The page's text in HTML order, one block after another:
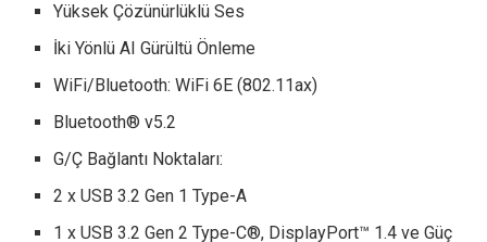
Yüksek Çözünürlüklü Ses
İki Yönlü AI Gürültü Önleme
WiFi/Bluetooth: WiFi 6E (802.11ax)
Bluetooth® v5.2
G/Ç Bağlantı Noktaları:
2 x USB 3.2 Gen 1 Type-A
1 x USB 3.2 Gen 2 Type-C®, DisplayPort™ 1.4 ve Güç